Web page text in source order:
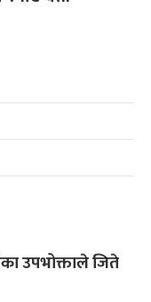
उपभोक्ताले जिते